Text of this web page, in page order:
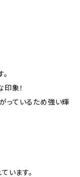
象！
っているため強い輝
います。